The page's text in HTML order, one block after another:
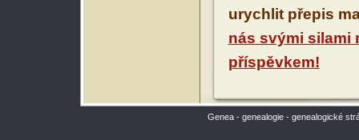
urychlit přepis
nás svými silami
příspěvkem!
Genea - genealogie - genealogické